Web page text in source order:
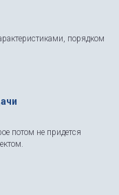
порядком
потом не придется